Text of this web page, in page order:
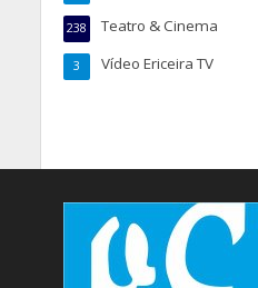
Teatro & Cinema
238
Vídeo Ericeira TV
3